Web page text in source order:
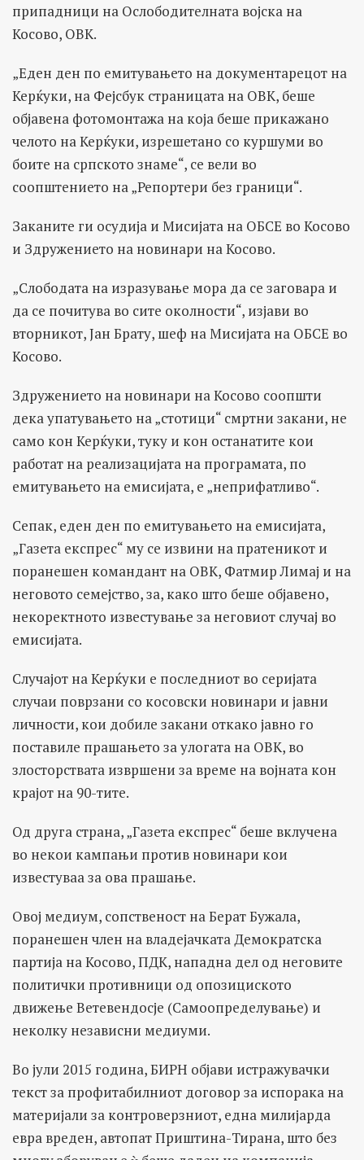
припадници на Ослободителната војска на
Косово, ОВК.
„Еден ден по емитувањето на документарецот на
Керќуки, на Фејсбук страницата на ОВК, беше
објавена фотомонтажа на која беше прикажано
челото на Керќуки, изрешетано со куршуми во
боите на српското знаме“, се вели во
соопштението на „Репортери без граници“.
Заканите ги осудија и Мисијата на ОБСЕ во Косово
и Здружението на новинари на Косово.
„Слободата на изразување мора да се заговара и
да се почитува во сите околности“, изјави во
вторникот, Јан Брату, шеф на Мисијата на ОБСЕ во
Косово.
Здружението на новинари на Косово соопшти
дека упатувањето на „стотици“ смртни закани, не
само кон Керќуки, туку и кон останатите кои
работат на реализацијата на програмата, по
емитувањето на емисијата, е „неприфатливо“.
Сепак, еден ден по емитувањето на емисијата,
„Газета експрес“ му се извини на пратеникот и
поранешен командант на ОВК, Фатмир Лимај и на
неговото семејство, за, како што беше објавено,
некоректното известување за неговиот случај во
емисијата.
Случајот на Керќуки е последниот во серијата
случаи поврзани со косовски новинари и јавни
личности, кои добиле закани откако јавно го
поставиле прашањето за улогата на ОВК, во
злосторствата извршени за време на војната кон
крајот на 90-тите.
Од друга страна, „Газета експрес“ беше вклучена
во некои кампањи против новинари кои
известуваа за ова прашање.
Овој медиум, сопственост на Берат Бужала,
поранешен член на владејачката Демократска
партија на Косово, ПДК, нападна дел од неговите
политички противници од опозициското
движење Ветевендосје (Самоопределување) и
неколку независни медиуми.
Во јули 2015 година, БИРН објави истражувачки
текст за профитабилниот договор за испорака на
материјали за контроверзниот, една милијарда
евра вреден, автопат Приштина-Тирана, што без